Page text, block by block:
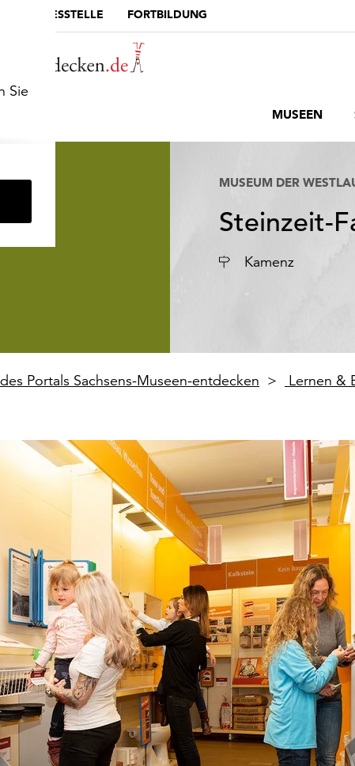
Sie
DIE LANDESSTELLE FORTBILDUNG
MUSEEN
MUSEUM DER
Steinzeit-
Ort Kamenz
Portals Sachsens-Museen-entdecken Lernen &